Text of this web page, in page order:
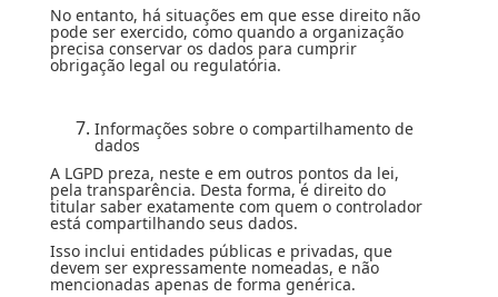
No entanto, há situações em que esse direito não
pode ser exercido, como quando a organização
precisa conservar os dados para cumprir
obrigação legal ou regulatória.
Informações sobre o compartilhamento de
dados
A LGPD preza, neste e em outros pontos da lei,
pela transparência. Desta forma, é direito do
titular saber exatamente com quem o controlador
está compartilhando seus dados.
Isso inclui entidades públicas e privadas, que
devem ser expressamente nomeadas, e não
mencionadas apenas de forma genérica.